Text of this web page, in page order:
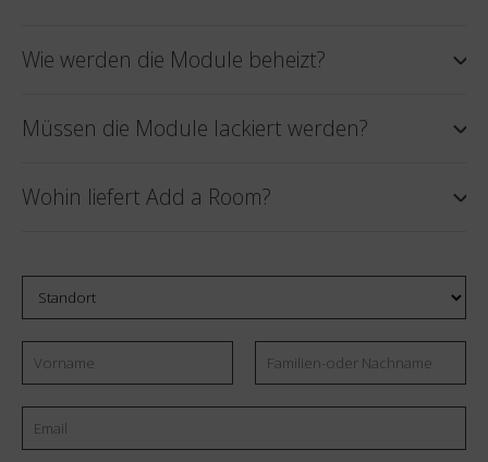
Wie werden die Module beheizt?
Müssen die Module lackiert werden?
Wohin liefert Add a Room?
Standort
Vorname
Familien-
oder
Nachname
Email